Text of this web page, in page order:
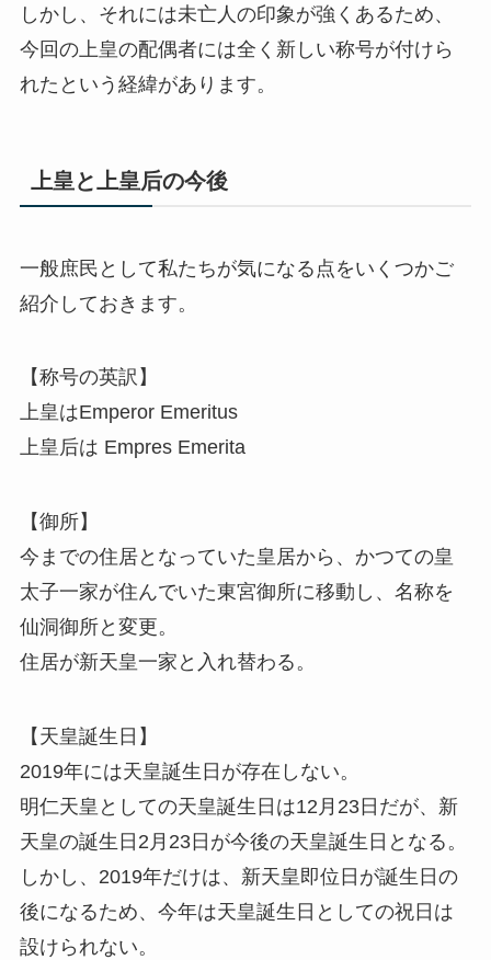
しかし、それには未亡人の印象が強くあるため、
今回の上皇の配偶者には全く新しい称号が付けら
れたという経緯があります。
上皇と上皇后の今後
一般庶民として私たちが気になる点をいくつかご
紹介しておきます。
【称号の英訳】
上皇はEmperor Emeritus
上皇后は Empres Emerita
【御所】
今までの住居となっていた皇居から、かつての皇
太子一家が住んでいた東宮御所に移動し、名称を
仙洞御所と変更。
住居が新天皇一家と入れ替わる。
【天皇誕生日】
2019年には天皇誕生日が存在しない。
明仁天皇としての天皇誕生日は12月23日だが、新
天皇の誕生日2月23日が今後の天皇誕生日となる。
しかし、2019年だけは、新天皇即位日が誕生日の
後になるため、今年は天皇誕生日としての祝日は
設けられない。